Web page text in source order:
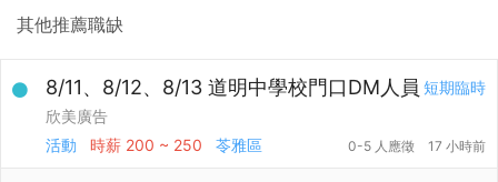
其他推薦職缺
短期臨時
8/11、8/12、8/13 道明中學校門口DM人員
欣美廣告
活動
時薪 200 ~ 250 苓雅區 0-5 人應徵 17 小時前